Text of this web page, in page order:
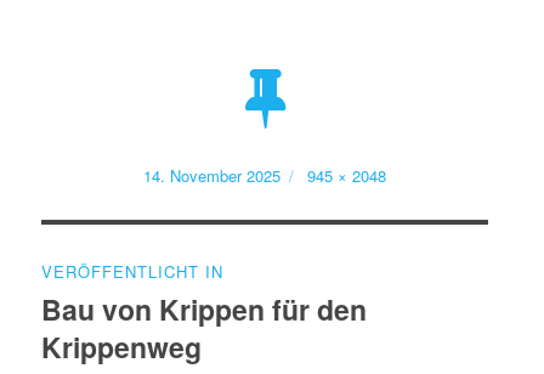
Veröffentlicht
14. November 2025
Volle
945 × 2048
VERÖFFENTLICHT IN
Bau von Krippen für den
Krippenweg